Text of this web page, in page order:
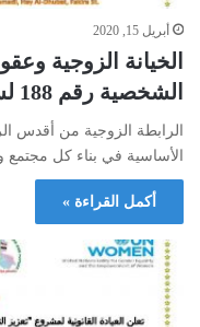
أبريل 15, 2020
الخيانة الزوجية
الشخصية رقم 188 لسنة 1959المعدل
الرابطة الزوجية من أقدس
الأساسية في بناء كل
أكمل القراءة »